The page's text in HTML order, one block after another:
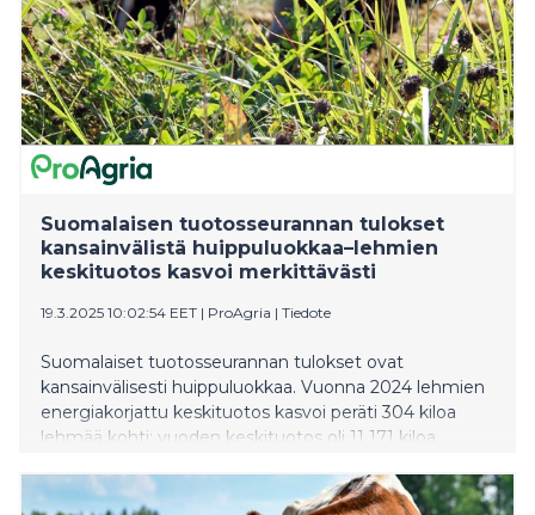
maaseutumatkailutapahtumassa, joka oli samalla
Suomen Maaseutumatkailuyrittäjät ry:n 30-vuotisjuhla.
Suomalaisen tuotosseurannan tulokset
kansainvälistä huippuluokkaa–lehmien
keskituotos kasvoi merkittävästi
19.3.2025 10:02:54 EET | ProAgria | Tiedote
Suomalaiset tuotosseurannan tulokset ovat
kansainvälisesti huippuluokkaa. Vuonna 2024 lehmien
energiakorjattu keskituotos kasvoi peräti 304 kiloa
lehmää kohti: vuoden keskituotos oli 11 171 kiloa
vastaava lukema oli 10 867 kg EKM.